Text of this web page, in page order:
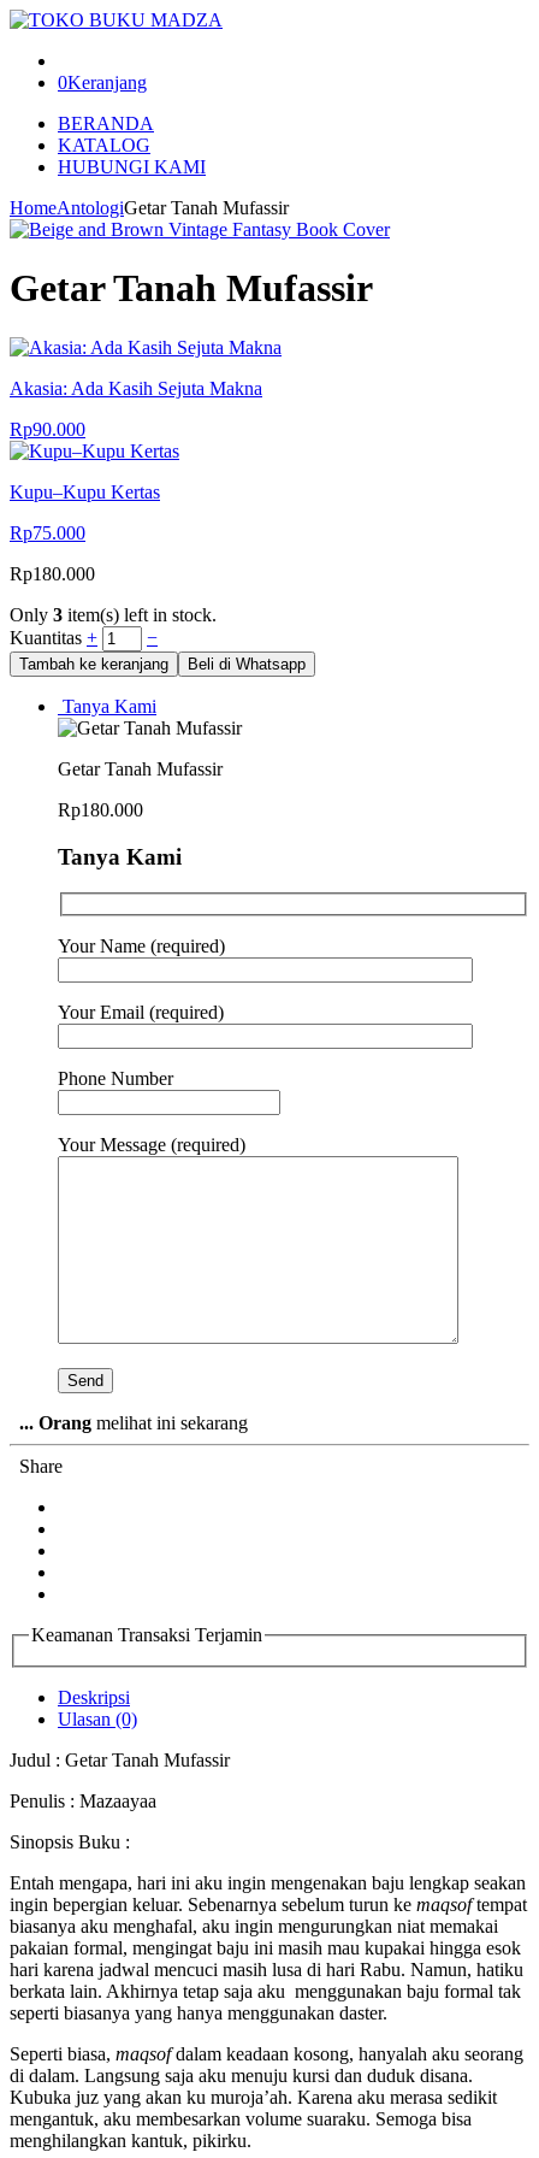
0Keranjang
BERANDA
KATALOG
HUBUNGI KAMI
HomeAntologiGetar Tanah Mufassir
Getar Tanah Mufassir
Akasia: Ada Kasih Sejuta Makna
Rp90.000
Kupu–Kupu Kertas
Rp75.000
Rp180.000
Only 3 item(s) left in stock.
Kuantitas + −
Tambah ke keranjang Beli di Whatsapp
Tanya Kami
Getar Tanah Mufassir
Rp180.000
Tanya Kami
Your Name (required)
Your Email (required)
Phone Number
Your Message (required)
... Orang melihat ini sekarang
Share
Keamanan Transaksi Terjamin
Deskripsi
Ulasan (0)
Judul : Getar Tanah Mufassir
Penulis : Mazaayaa
Sinopsis Buku :
Entah mengapa, hari ini aku ingin mengenakan baju lengkap seakan
ingin bepergian keluar. Sebenarnya sebelum turun ke maqsoftempat
biasanya aku menghafal, aku ingin mengurungkan niat memakai
pakaian formal, mengingat baju ini masih mau kupakai hingga esok
hari karena jadwal mencuci masih lusa di hari Rabu. Namun, hatiku
berkata lain. Akhirnya tetap saja aku menggunakan baju formal tak
seperti biasanya yang hanya menggunakan daster.
Seperti biasa, maqsofdalam keadaan kosong, hanyalah aku seorang
di dalam. Langsung saja aku menuju kursi dan duduk disana.
Kubuka juz yang akan ku muroja’ah. Karena aku merasa sedikit
mengantuk, aku membesarkan volume suaraku. Semoga bisa
menghilangkan kantuk, pikirku.